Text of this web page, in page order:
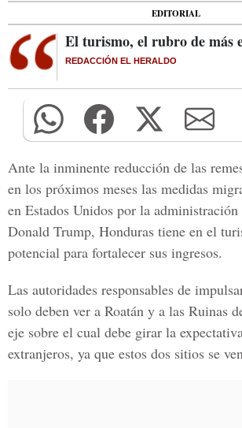
EDITORIAL
El turismo, el rubro de más
REDACCIÓN EL HERALDO
Ante la inminente reducción de las
en los próximos meses las medidas
en Estados Unidos por la
Donald Trump, Honduras tiene en el
potencial para fortalecer sus ingresos.
Las autoridades responsables de
solo deben ver a Roatán y a las Ruinas
eje sobre el cual debe girar la
extranjeros, ya que estos dos sitios se